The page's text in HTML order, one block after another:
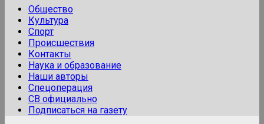
Общество
Культура
Спорт
Происшествия
Контакты
Наука и образование
Наши авторы
Спецоперация
СВ официально
Подписаться на газету